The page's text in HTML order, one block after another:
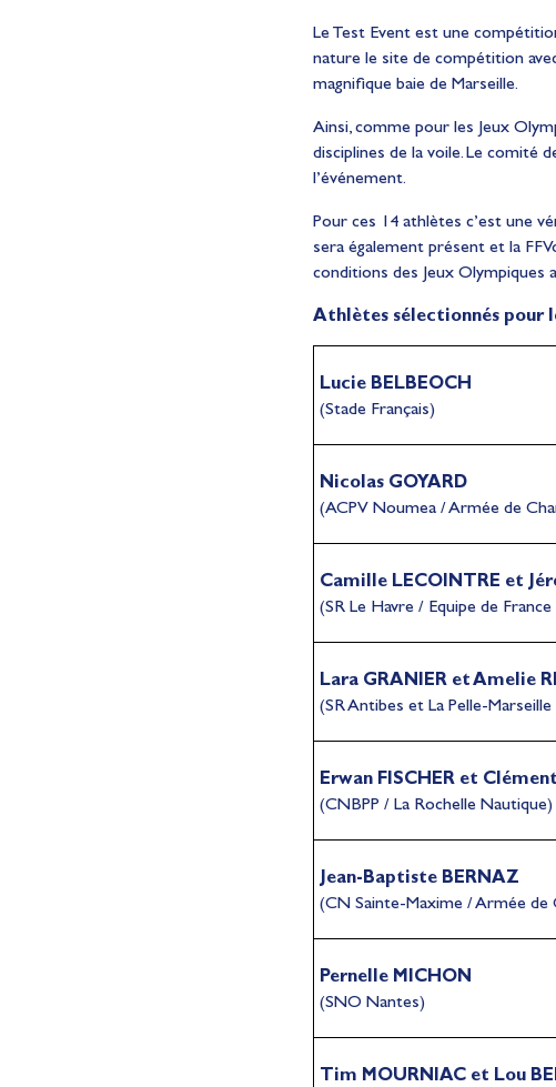
Le Test Event est une
nature le site de compétition
magnifique baie de Marseille.
Ainsi, comme pour les Jeux
disciplines de la voile. Le comité
l’événement.
Pour ces 14 athlètes c’est une
sera également présent et la
conditions des Jeux Olympiques
Athlètes sélectionnés pour
Lucie BELBEOCH
(Stade Français)
Nicolas GOYARD
(ACPV Noumea / Armée de
Camille LECOINTRE et
(SR Le Havre / Equipe de
Lara GRANIER et Amelie
(SR Antibes et La Pelle-
Erwan FISCHER et
(CNBPP / La Rochelle Nautique)
Jean-Baptiste BERNAZ
(CN Sainte-Maxime / Armée de
Pernelle MICHON
(SNO Nantes)
Tim MOURNIAC et Lou